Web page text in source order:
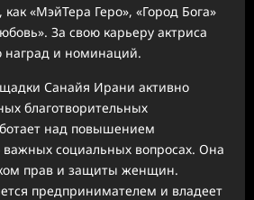
«МэйТера Геро», «Город Бога»
За свою карьеру актриса
наград и номинаций.
Санайя Ирани активно
благотворительных
над повышением
социальных вопросах. Она
прав и защиты женщин.
предпринимателем и владеет